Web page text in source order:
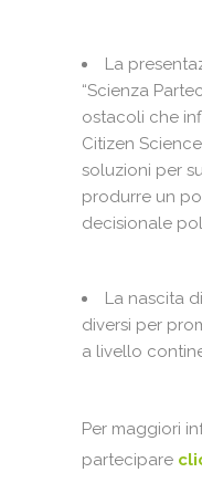
La
“Scienza
ostacoli che
Citizen
soluzioni per
produrre un
decisionale
La nascita
diversi per
a livello
Per maggiori
partecipare